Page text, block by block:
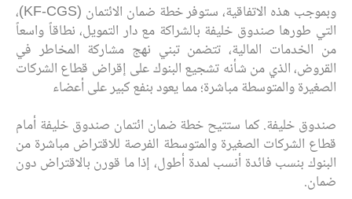
وبموجب هذه الاتفاقية، ستوفر خطة ضمان الائتمان (KF-CGS)،
التي طورها صندوق خليفة بالشراكة مع دار التمويل، نطاقاً واسعاً
من الخدمات المالية، تتضمن تبني نهج مشاركة المخاطر في
القروض، الذي من شأنه تشجيع البنوك على إقراض قطاع الشركات
الصغيرة والمتوسطة مباشرة؛ مما يعود بنفع كبير على أعضاء
صندوق خليفة. كما ستتيح خطة ضمان ائتمان صندوق خليفة أمام
قطاع الشركات الصغيرة والمتوسطة الفرصة للاقتراض مباشرة من
البنوك بنسب فائدة أنسب لمدة أطول، إذا ما قورن بالاقتراض دون
ضمان.